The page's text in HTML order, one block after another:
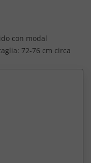
con modal
72-76 cm circa